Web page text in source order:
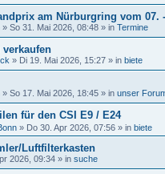
am Nürburgring vom 07. -
» So 31. Mai 2026, 08:48 » in Termine
verkaufen
» Di 19. Mai 2026, 15:27 » in biete
» So 17. Mai 2026, 18:45 » in unser
für den CSI E9 / E24
» Do 30. Apr 2026, 07:56 » in biete
Luftfilterkasten
2026, 09:34 » in suche